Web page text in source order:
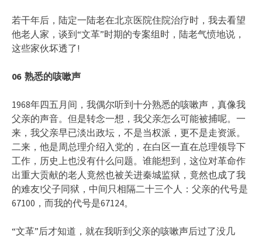
若干年后，陆定一陆老在北京医院住院治疗时，我去看望
他老人家，谈到“文革”时期的专案组时，陆老气愤地说，
这些家伙坏透了!
06 熟悉的咳嗽声
1968年四五月间，我偶尔听到十分熟悉的咳嗽声，真像我
父亲的声音。但是转念一想，我父亲怎么可能被捕呢。一
来，我父亲早已淡出政坛，不是当权派，更不是走资派。
二来，他是周总理介绍入党的，在白区一直在总理领导下
工作，历史上也没有什么问题。谁能想到，这位对革命作
出重大贡献的老人竟然也被关进秦城监狱，竟然也成了我
的难友!父子同狱，中间只相隔二十三个人：父亲的代号是
67100，而我的代号是67124。
“文革”后才知道，就在我听到父亲的咳嗽声后过了没几